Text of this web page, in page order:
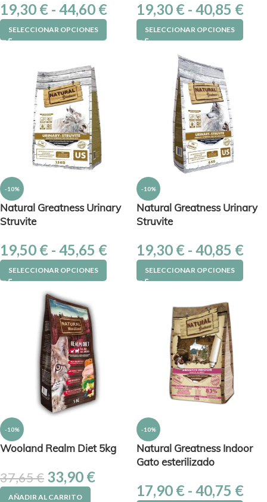
19,30 € - 44,60 €
SELECCIONAR OPCIONES
19,30 € - 40,85 €
SELECCIONAR OPCIONES
-10%
Natural Greatness Urinary
Struvite
19,50 € - 45,65 €
SELECCIONAR OPCIONES
-10%
Natural Greatness Urinary
Struvite
19,30 € - 40,85 €
SELECCIONAR OPCIONES
-10%
Wooland Realm Diet 5kg
37,65€ 33,90 €
AÑADIR AL CARRITO
-10%
Natural Greatness Indoor
Gato esterilizado
17,90 € - 40,75 €